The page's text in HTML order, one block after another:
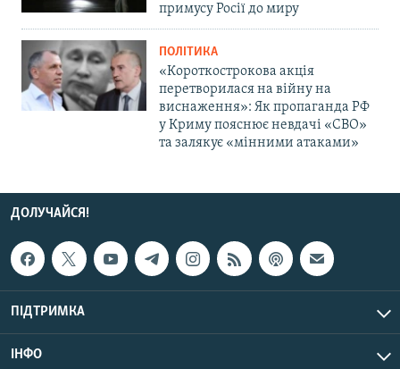
примусу Росії до миру
ПОЛІТИКА
«Короткострокова акція
перетворилася на війну на
виснаження»: Як пропаганда РФ
у Криму пояснює невдачі «СВО»
та залякує «мінними атаками»
ДОЛУЧАЙСЯ!
ПІДТРИМКА
ІНФО